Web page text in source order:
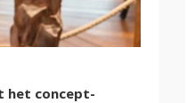
het concept-